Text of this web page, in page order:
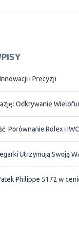
i Precyzji
Odkrywanie
Porównanie Rolex i
Utrzymują Swoją
Philippe 5172 w